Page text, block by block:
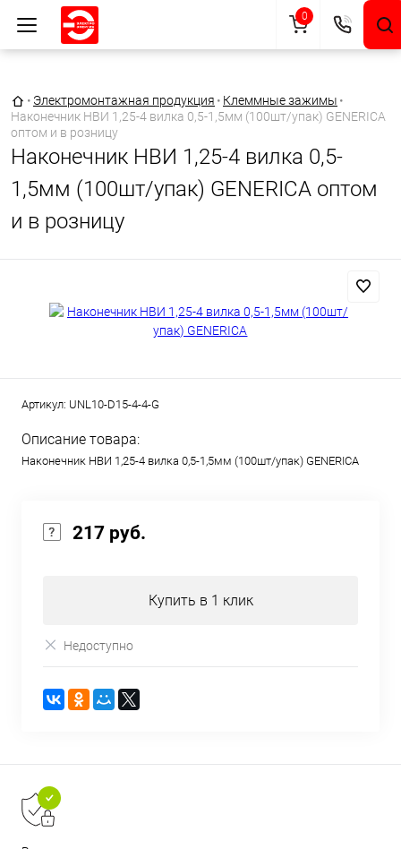
Главная страница
• Электромонтажная продукция • Клеммные зажимы •
Наконечник НВИ 1,25-4 вилка 0,5-1,5мм (100шт/упак) GENERICA
оптом и в розницу
Наконечник НВИ 1,25-4 вилка 0,5-
1,5мм (100шт/упак) GENERICA оптом
и в розницу
Артикул: UNL10-D15-4-4-G
Описание товара:
Наконечник НВИ 1,25-4 вилка 0,5-1,5мм (100шт/упак) GENERICA
217 руб.
Купить в 1 клик
Недоступно
0